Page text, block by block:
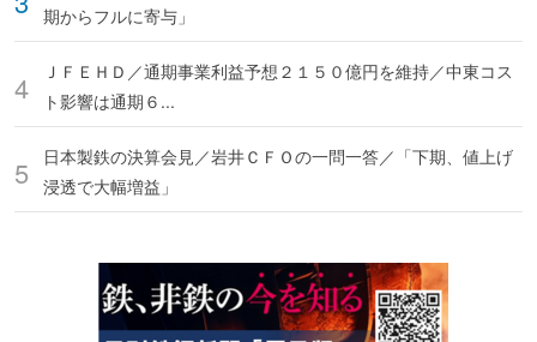
期からフルに寄与」
ＪＦＥＨＤ／通期事業利益予想２１５０億円を維持／中東コス
ト影響は通期６...
日本製鉄の決算会見／岩井ＣＦＯの一問一答／「下期、値上げ
浸透で大幅増益」